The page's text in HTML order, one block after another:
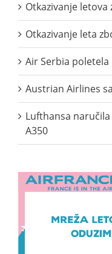
Otkazivanje
Otkazivanje leta
Air Serbia
Austrian Airlines
Lufthansa
A350